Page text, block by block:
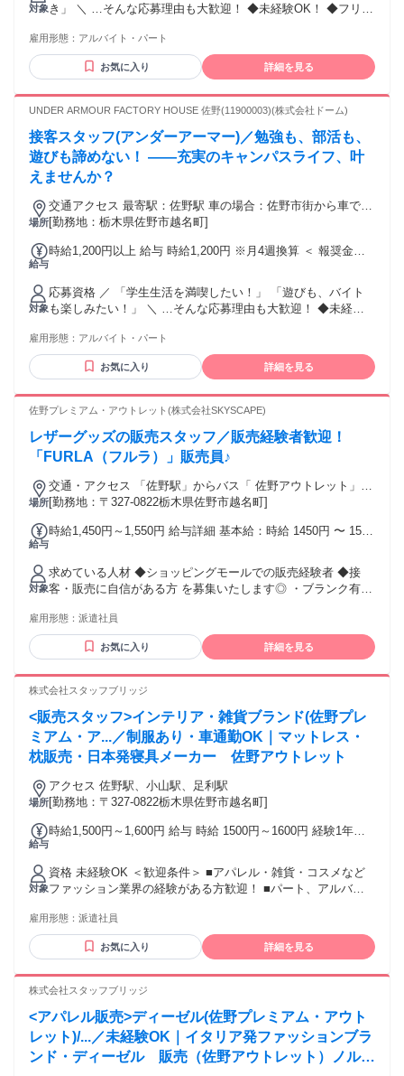
対象 き」 ＼ …そんな応募理由も大歓迎！ ◆未経験OK！ ◆フリー
クある方も大歓迎！ ◆短時間勤務もOK！シフトの融通ききま
す◎ ◆英語、中国語などの語学力を活かしたい方歓迎 ◆20
代・30代と若手スタッフも活躍中！ ◆土日祝日に勤務できる
―――――――――――――――― ＼＼ こんな方も大歓迎！
したい ◎アンダーアーマーを着たことがない ◎スポーツやト
レーニングが好き ◎ゆくゆくは社員として働いてみたい ◎ス
ポーツ仲間がほしい …野球、サッカー、テニス、バスケ、陸
上など、様々な部活経験者が働いているのでスポーツトーク
で盛り上がることも！
雇用形態： アルバイト・パート
お気に入り 詳細を見る
UNDER ARMOUR FACTORY HOUSE 佐野(11900003)(株式会社ドーム)
接客スタッフ(アンダーアーマー)／勉強も、部活も、
遊びも諦めない！ ——充実のキャンパスライフ、叶
えませんか？
場所
交通アクセス 最寄駅：佐野駅 車の場合：佐野市街から車で12
分、小山駅から車で30分 電車の場合：佐野駅から佐野市循環
通勤（駐車場あり） ★バス通勤の方は、入り時間ご相談に応
[勤務地：栃木県佐野市越名町]
給与
時給1,200円以上 給与 時給1,200円 ※月4週換算 ＜ 報奨金あ
対象
応募資格 ／ 「学生生活を満喫したい！」 「遊びも、バイト
も楽しみたい！」 ＼ …そんな応募理由も大歓迎！ ◆未経験
フリーター歓迎！副業・WワークOK！ ◆短時間勤務もOK！
シフトの融通ききます◎ ◆英語、中国語などの語学力を活か
したい方歓迎 ◆20代・30代と若手スタッフも活躍中！ ◆土日
迎！ ―――――――――――――――― ＼＼ こんな方も大
味を増やしたい ◎アンダーアーマーを着たことがない ◎スポ
ーツやトレーニングが好き ◎ゆくゆくは社員として働いてみ
スケ、陸上など、様々な部活経験者が働いているのでスポー
ツトークで盛り上がることも！
雇用形態： アルバイト・パート
お気に入り 詳細を見る
佐野プレミアム・アウトレット(株式会社SKYSCAPE)
レザーグッズの販売スタッフ／販売経験者歓迎！
「FURLA（フルラ）」販売員♪
場所
交通・アクセス 「佐野駅」からバス「 佐野アウトレット」下
車すぐ
[勤務地：〒327-0822栃木県佐野市越名町]
給与
時給1,450円～1,550円 給与詳細 基本給：時給 1450円 〜 1550
代無料！（ガソリン代一部支給） ◆残業手当支給 ◆未経験の
方でも掲載時給でのスタート♪
対象
求めている人材 ◆ショッピングモールでの販売経験者 ◆接
客・販売に自信がある方 を募集いたします◎ ・ブランク有り
せる方など お客様の求めるものをヒアリングして 商品をおす
すめするお仕事です！ コミュニケーションが好きな方など 活
躍できる環境ですよ♪ ＝＝＝＝＝＝＝＝＝＝＝ ★SKY
全国の有名ファッション ブランド店舗の運営・販売代行を行
ランドパートナーから 高い評価をいただいています。 販売の
プロとして経験を積みながら、 将来的にはブランド社員への
ステップアップ も可能。接客が好きな方、ファッション業界
で長く活躍したい方を歓迎します。 派遣事業部では、有名ラ
グジュアリー ブランドをはじめ、アパレル・ジュエリー・ コ
スメなど幅広いブランドをご紹介して おります。ご希望やご
ショップをご提案いたします。 キャリアに関するご希望は、
雇用形態： 派遣社員
お気に入り 詳細を見る
株式会社スタッフブリッジ
<販売スタッフ>インテリア・雑貨ブランド(佐野プレ
ミアム・ア...／制服あり・車通勤OK｜マットレス・
枕販売・日本発寝具メーカー 佐野アウトレット
場所
アクセス 佐野駅、小山駅、足利駅
[勤務地：〒327-0822栃木県佐野市越名町]
給与
時給1,500円～1,600円 給与 時給 1500円～1600円 経験1年以
就業1年後には必ず1600円に昇給します！ 【キャリア手当10
万円】 エントリーした職種の経験が2年以上・フルタイム勤務
可能な方は、全員がキャリア手当の対象となります。 なんと
《10万円》を1ヶ月勤務後の給与にて一括支給するスタブリだ
で通勤する場合は、交通費全額支給いたします。 車通勤の場
合は、駐車場無料、ガソリン代一部支給となります。
対象
資格 未経験OK ＜歓迎条件＞ ■アパレル・雑貨・コスメなど
ファッション業界の経験がある方歓迎！ ■パート、アルバイ
など、他業種からの転職も大歓迎です。 【将来的には正社員
も目指せる！】 スタッフブリッジでは、未経験から販売スタ
ッフにチャレンジし、正社員を目指すこともできます！ さら
で、アパレル・ファッション・コスメ業界に初めて挑戦する
雇用形態： 派遣社員
お気に入り 詳細を見る
株式会社スタッフブリッジ
<アパレル販売>ディーゼル(佐野プレミアム・アウト
レット)/...／未経験OK｜イタリア発ファッションブラ
ンド・ディーゼル 販売（佐野アウトレット）ノルマ